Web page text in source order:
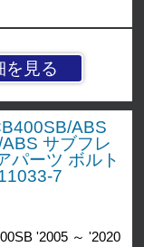
を見る
ABS
サブフレ
パーツ ボルト
7
'2005 ～ '2020